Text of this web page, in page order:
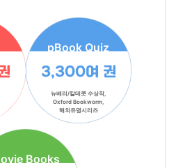
pBook Quiz
3,300여 권
뉴베리/칼데콧 수상작,
Oxford Bookworm,
해외유명시리즈
Books